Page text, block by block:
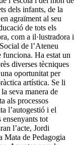
dels infants, de la
agraïment al seu
de tots els
com a il·lustradora i
de l’Ateneu
funciona. Ha estat un
diverses tècniques
oportunitat per
artística. Se li
seva manera de
als processos
l’autogestió i el
tot
l’acte, Jordi
de Pedagogia